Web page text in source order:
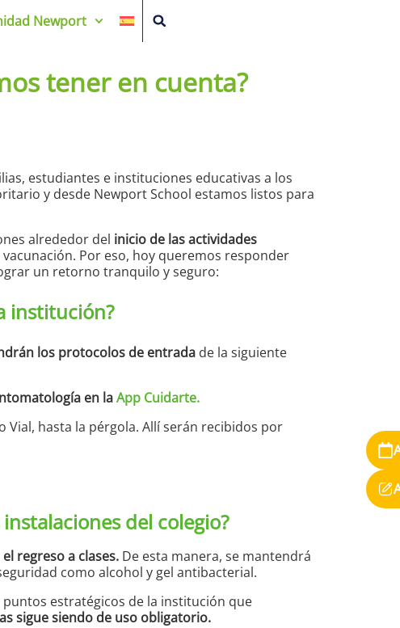
Newport
tener en cuenta?
estudiantes e instituciones educativas a los
y desde Newport School estamos listos para
alrededor del inicio de las actividades
Por eso, hoy queremos responder
un retorno tranquilo y seguro:
institución?
los protocolos de entrada de la siguiente
en laApp Cuidarte.
Vial, hasta la pérgola. Allí serán recibidos por
del colegio?
regreso a clases. De esta manera, se mantendrá
como alcohol y gel antibacterial.
estratégicos de la institución que
sigue siendo de uso obligatorio.